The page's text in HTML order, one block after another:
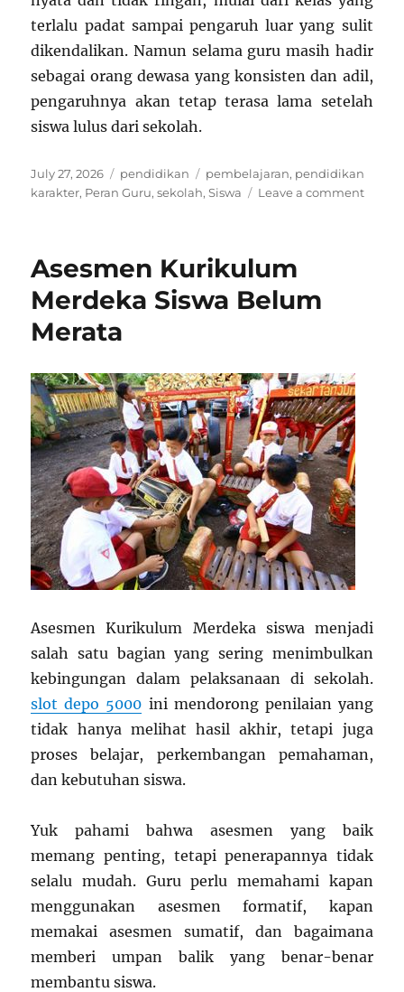
terlalu padat sampai pengaruh luar yang sulit
dikendalikan. Namun selama guru masih hadir
sebagai orang dewasa yang konsisten dan adil,
pengaruhnya akan tetap terasa lama setelah
siswa lulus dari sekolah.
Posted
on
July 27, 2026 Categories
pendidikan Tags
pembelajaran, pendidikan
karakter, Peran Guru,sekolah,Siswa Leave a commenton
Asesmen Kurikulum
Merdeka Siswa Belum
Merata
Asesmen Kurikulum Merdeka siswa menjadi
salah satu bagian yang sering menimbulkan
kebingungan dalam pelaksanaan di sekolah.
slot depo 5000 ini mendorong penilaian yang
tidak hanya melihat hasil akhir, tetapi juga
proses belajar, perkembangan pemahaman,
dan kebutuhan siswa.
Yuk pahami bahwa asesmen yang baik
memang penting, tetapi penerapannya tidak
selalu mudah. Guru perlu memahami kapan
menggunakan asesmen formatif, kapan
memakai asesmen sumatif, dan bagaimana
memberi umpan balik yang benar-benar
membantu siswa.